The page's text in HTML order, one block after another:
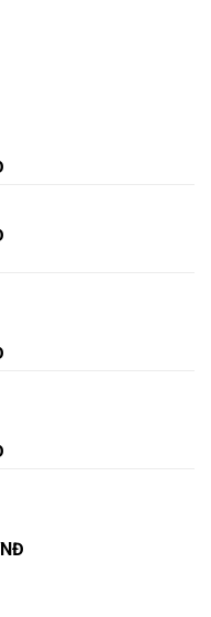
Giá
là:
Giá
Giá
40.000VNĐ.
Giá
55.000VNĐ.
Giá